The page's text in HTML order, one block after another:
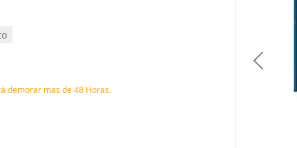
demorar mas de 48 Horas.
Previous